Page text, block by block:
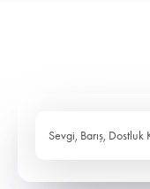
Sevgi, Barış, Dostluk